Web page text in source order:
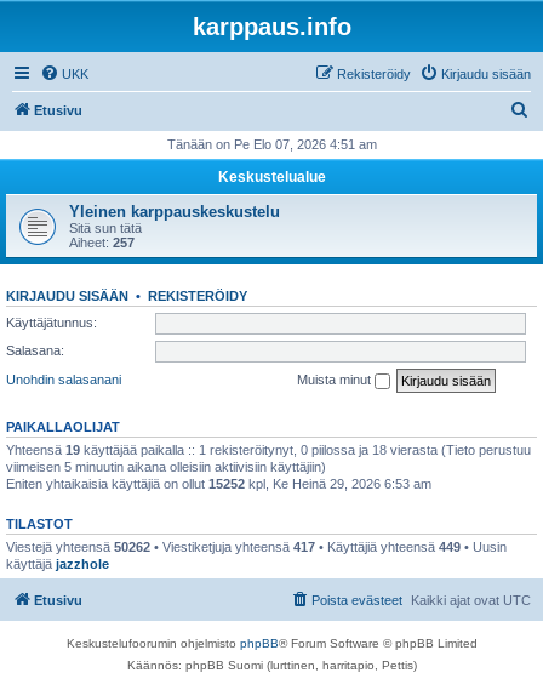
karppaus.info
UKK Kirjaudu sisään
Rekisteröidy
Etusivu
i
Tänään on Pe Elo 07, 2026 4:51 am
Keskustelualue
Yleinen karppauskeskustelu
Sitä sun tätä
Aiheet: 257
KIRJAUDU SISÄÄN • REKISTERÖIDY
Käyttäjätunnus:
Salasana:
Unohdin salasanani
Muista minut
PAIKALLAOLIJAT
Yhteensä 19 käyttäjää paikalla :: 1 rekisteröitynyt, 0 piilossa ja 18 vierasta (Tieto perustuu
viimeisen 5 minuutin aikana olleisiin aktiivisiin käyttäjiin)
Eniten yhtaikaisia käyttäjiä on ollut 15252 kpl, Ke Heinä 29, 2026 6:53 am
TILASTOT
Viestejä yhteensä 50262 • Viestiketjuja yhteensä 417 • Käyttäjiä yhteensä 449 • Uusin
käyttäjä jazzhole
Etusivu Kaikki ajat ovat UTC
Poista evästeet
Keskustelufoorumin ohjelmisto phpBB® Forum Software © phpBB Limited
Käännös: phpBB Suomi (lurttinen, harritapio, Pettis)